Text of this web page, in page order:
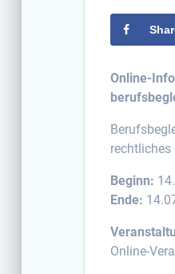
Online-
rechtliches
Beginn:
Ende:
Online-